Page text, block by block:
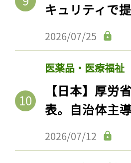
キュリティで
2026/07/25
医薬品・医療福祉
【日本】厚労
表。自治体主
2026/07/12